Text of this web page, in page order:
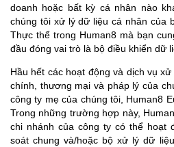
doanh hoặc bất kỳ cá nhân nào
chúng tôi xử lý dữ liệu cá nhân của
Thực thể trong Human8 mà bạn
đầu đóng vai trò là bộ điều khiển dữ
Hầu hết các hoạt động và dịch vụ
chính, thương mại và pháp lý của
công ty mẹ của chúng tôi, Human8
Trong những trường hợp này,
chi nhánh của công ty có thể hoạt
soát chung và/hoặc bộ xử lý dữ